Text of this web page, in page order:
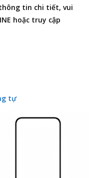
tin chi tiết, vui
hoặc truy cập
tự